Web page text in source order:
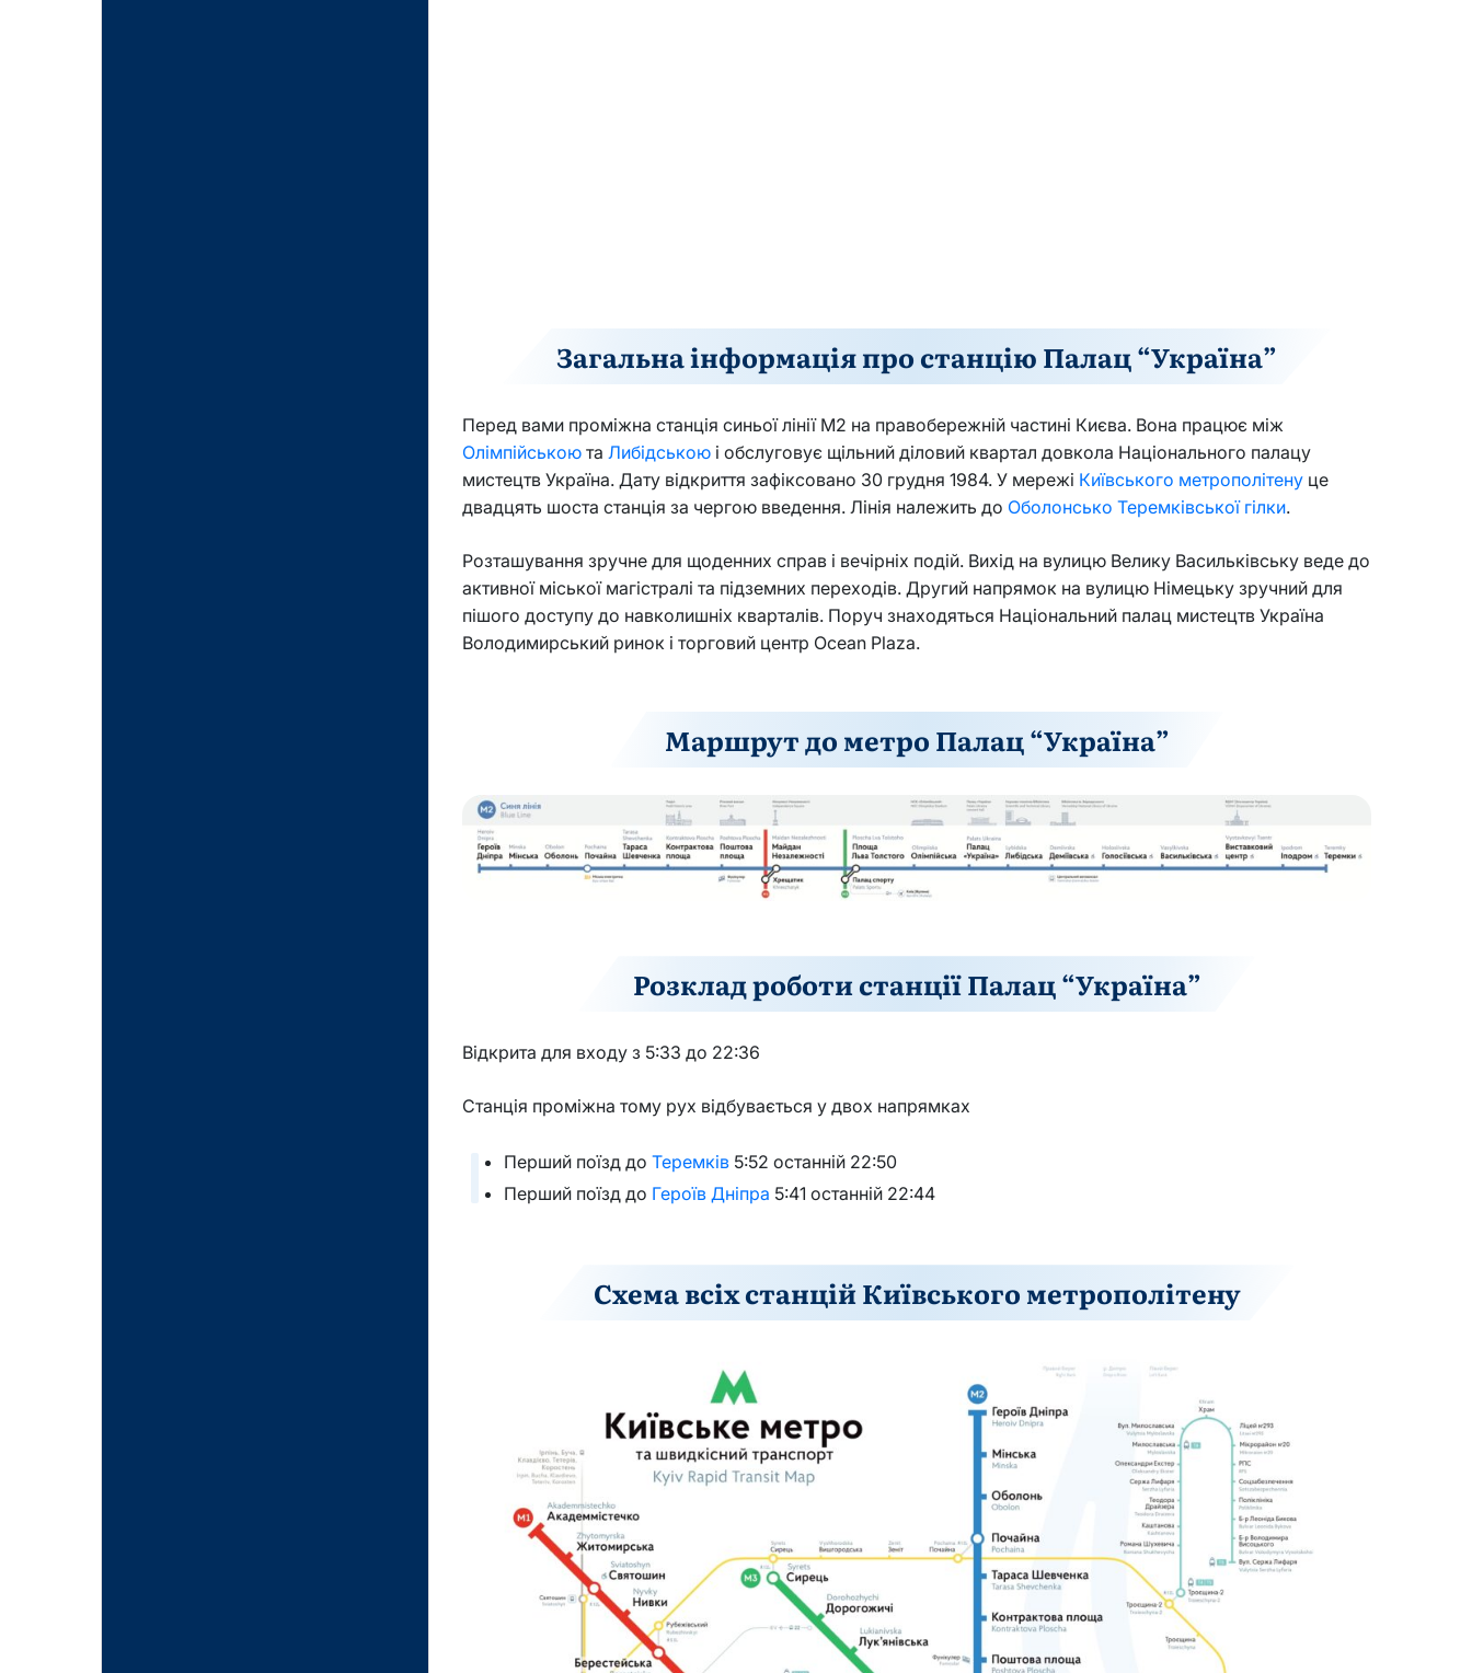
Загальна інформація про станцію Палац “Україна”
Перед вами проміжна станція синьої лінії М2 на правобережній частині Києва. Вона працює між
Олімпійською та Либідською і обслуговує щільний діловий квартал довкола Національного палацу
мистецтв Україна. Дату відкриття зафіксовано 30 грудня 1984. У мережі Київського метрополітену це
двадцять шоста станція за чергою введення. Лінія належить до Оболонсько Теремківської гілки.
Розташування зручне для щоденних справ і вечірніх подій. Вихід на вулицю Велику Васильківську веде до
активної міської магістралі та підземних переходів. Другий напрямок на вулицю Німецьку зручний для
пішого доступу до навколишніх кварталів. Поруч знаходяться Національний палац мистецтв Україна
Володимирський ринок і торговий центр Ocean Plaza.
Маршрут до метро Палац “Україна”
Розклад роботи станції Палац “Україна”
Відкрита для входу з 5:33 до 22:36
Станція проміжна тому рух відбувається у двох напрямках
Перший поїзд до Теремків 5:52 останній 22:50
Перший поїзд до Героїв Дніпра 5:41 останній 22:44
Схема всіх станцій Київського метрополітену